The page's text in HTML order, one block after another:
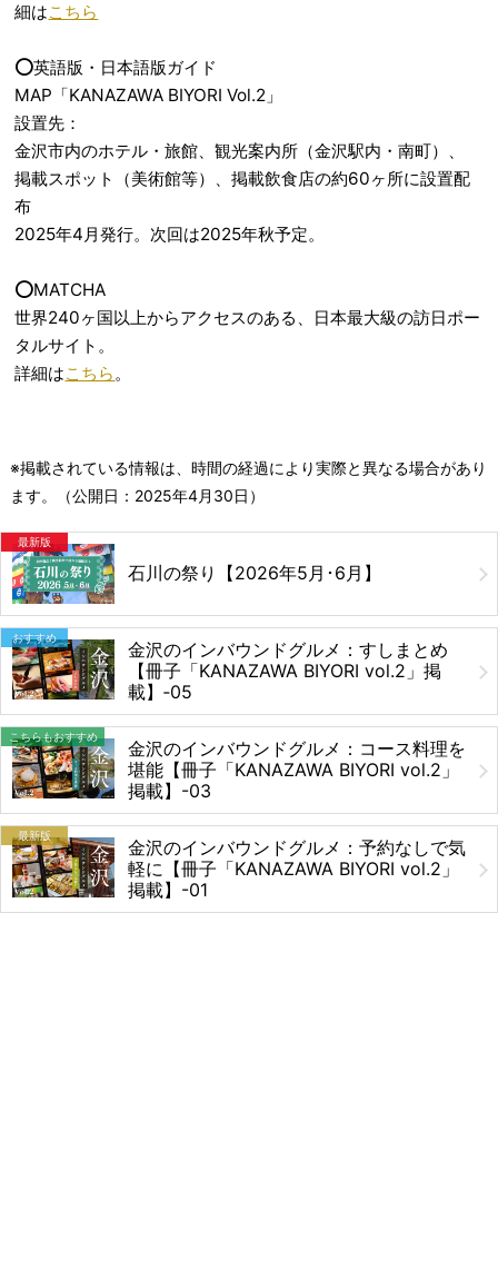
細はこちら
⭕️英語版・日本語版ガイド
MAP「KANAZAWA BIYORI Vol.2」
設置先：
金沢市内のホテル・旅館、観光案内所（金沢駅内・南町）、
掲載スポット（美術館等）、掲載飲食店の約60ヶ所に設置配
布
2025年4月発行。次回は2025年秋予定。
⭕️MATCHA
世界240ヶ国以上からアクセスのある、日本最大級の訪日ポー
タルサイト。
詳細はこちら。
※掲載されている情報は、時間の経過により実際と異なる場合があり
ます。（公開日： 2025年4月30日 ）
最新版
石川の祭り【2026年5月･6月】
おすすめ
金沢のインバウンドグルメ：すしまとめ
【冊子「KANAZAWA BIYORI vol.2」掲
載】‐05
こちらもおすすめ
金沢のインバウンドグルメ：コース料理を
堪能【冊子「KANAZAWA BIYORI vol.2」
掲載】-03
最新版
金沢のインバウンドグルメ：予約なしで気
軽に【冊子「KANAZAWA BIYORI vol.2」
掲載】-01